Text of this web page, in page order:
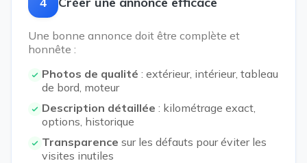
Une bonne annonce doit être complète et
honnête :
Photos de qualité : extérieur, intérieur, tableau
de bord, moteur
Description détaillée : kilométrage exact,
options, historique
Transparence sur les défauts pour éviter les
visites inutiles